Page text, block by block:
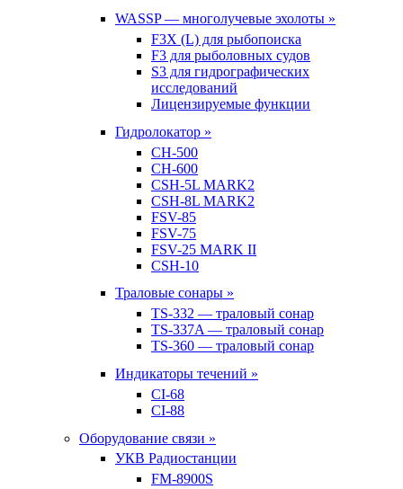
WASSP — многолучевые эхолоты »
F3X (L) для рыбопоиска
F3 для рыболовных судов
S3 для гидрографических
исследований
Лицензируемые функции
Гидролокатор »
CH-500
CH-600
CSH-5L MARK2
CSH-8L MARK2
FSV-85
FSV-75
FSV-25 MARK II
CSH-10
Траловые сонары »
TS-332 — траловый сонар
TS-337A — траловый сонар
TS-360 — траловый сонар
Индикаторы течений »
CI-68
CI-88
Оборудование связи »
УКВ Радиостанции
FM-8900S